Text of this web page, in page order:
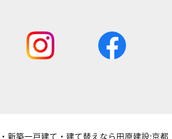
新築一戸建て・建て替えなら田原建設:京都